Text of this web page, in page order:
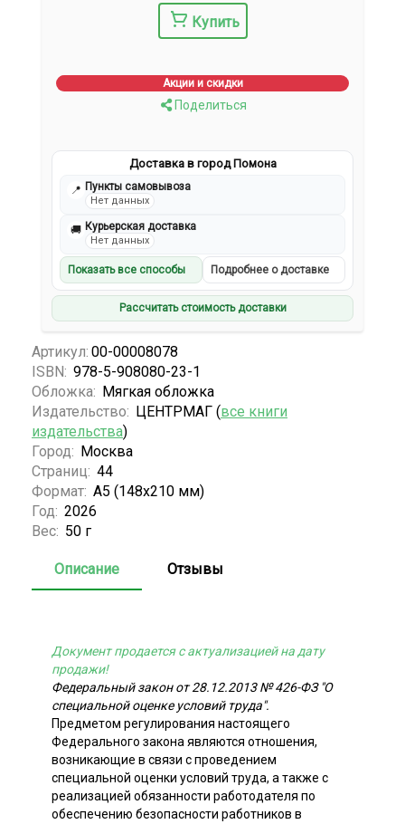
Купить
Акции и скидки
Поделиться
Доставка в город Помона
📍 Пункты самовывоза
Нет данных
🚚 Курьерская доставка
Нет данных
Показать все способы Подробнее о доставке
Рассчитать стоимость доставки
Артикул: 00-00008078
ISBN: 978-5-908080-23-1
Обложка: Мягкая обложка
Издательство: ЦЕНТРМАГ (все книги
издательства)
Город: Москва
Страниц: 44
Формат: А5 (148x210 мм)
Год: 2026
Вес: 50 г
Описание Отзывы
Документ продается с актуализацией на дату
продажи!
Федеральный закон от 28.12.2013 № 426-ФЗ "О
специальной оценке условий труда".
Предметом регулирования настоящего
Федерального закона являются отношения,
возникающие в связи с проведением
специальной оценки условий труда, а также с
реализацией обязанности работодателя по
обеспечению безопасности работников в